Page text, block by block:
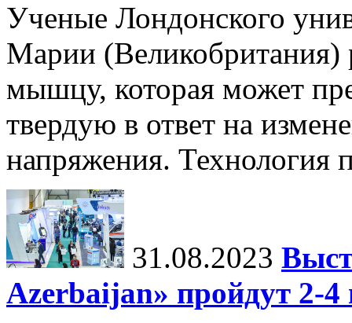
Ученые Лондонского
Марии (Великобритания)
мышцу, которая может
твердую в ответ на
напряжения. Технология
31.08.2023
Azerbaijan» пройдут 2-4